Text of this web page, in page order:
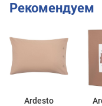
Рекомендуем
Ardesto